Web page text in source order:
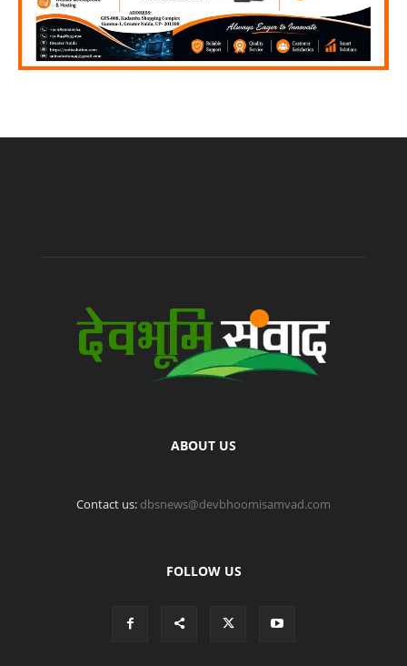
ABOUT US
Contact us: dbsnews@devbhoomisamvad.com
FOLLOW US